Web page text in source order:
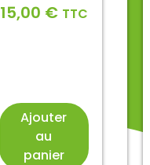
15,00 € TTC
Ajouter
au
panier